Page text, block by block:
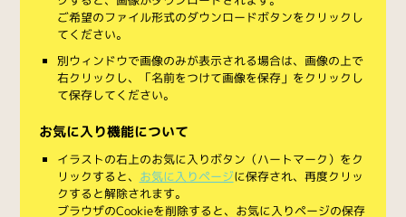
ご希望のファイル形式のダウンロードボタンをクリックし
てください。
別ウィンドウで画像のみが表示される場合は、画像の上で
右クリックし、「名前をつけて画像を保存」をクリックし
て保存してください。
お気に入り機能について
イラストの右上のお気に入りボタン（ハートマーク）をク
リックすると、 お気に入りページに保存され、再度クリッ
クすると解除されます。
ブラウザのCookieを削除すると、お気に入りページの保存